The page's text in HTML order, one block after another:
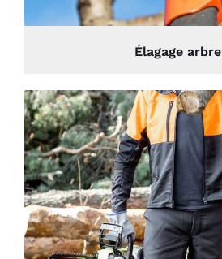
Élagage arbre